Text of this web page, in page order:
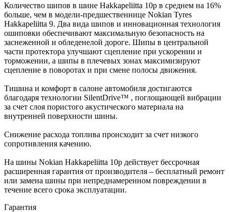
Количество шипов в шине Hakkapeliitta 10p в среднем на 16%
больше, чем в модели-предшественнице Nokian Tyres
Hakkapeliitta 9. Два вида шипов и инновационная технология
ошиповки обеспечивают максимальную безопасность на
заснеженной и обледенелой дороге. Шипы в центральной
части протектора улучшают сцепление при ускорении и
торможении, а шипы в плечевых зонах максимизируют
сцепление в поворотах и при смене полосы движения.
Тишина и комфорт в салоне автомобиля достигаются
благодаря технологии SilentDrive™ , поглощающей вибрации
за счет слоя пористого акустического материала на
внутренней поверхности шины.
Снижение расхода топлива происходит за счет низкого
сопротивления качению.
На шины Nokian Hakkapeliitta 10p действует бессрочная
расширенная гарантия от производителя – бесплатный ремонт
или замена шины при непреднамеренном повреждении в
течение всего срока эксплуатации.
Гарантия